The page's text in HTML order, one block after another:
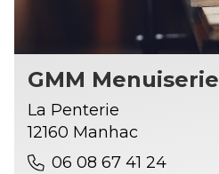
GMM Menuiserie
La Penterie
12160 Manhac
06 08 67 41 24